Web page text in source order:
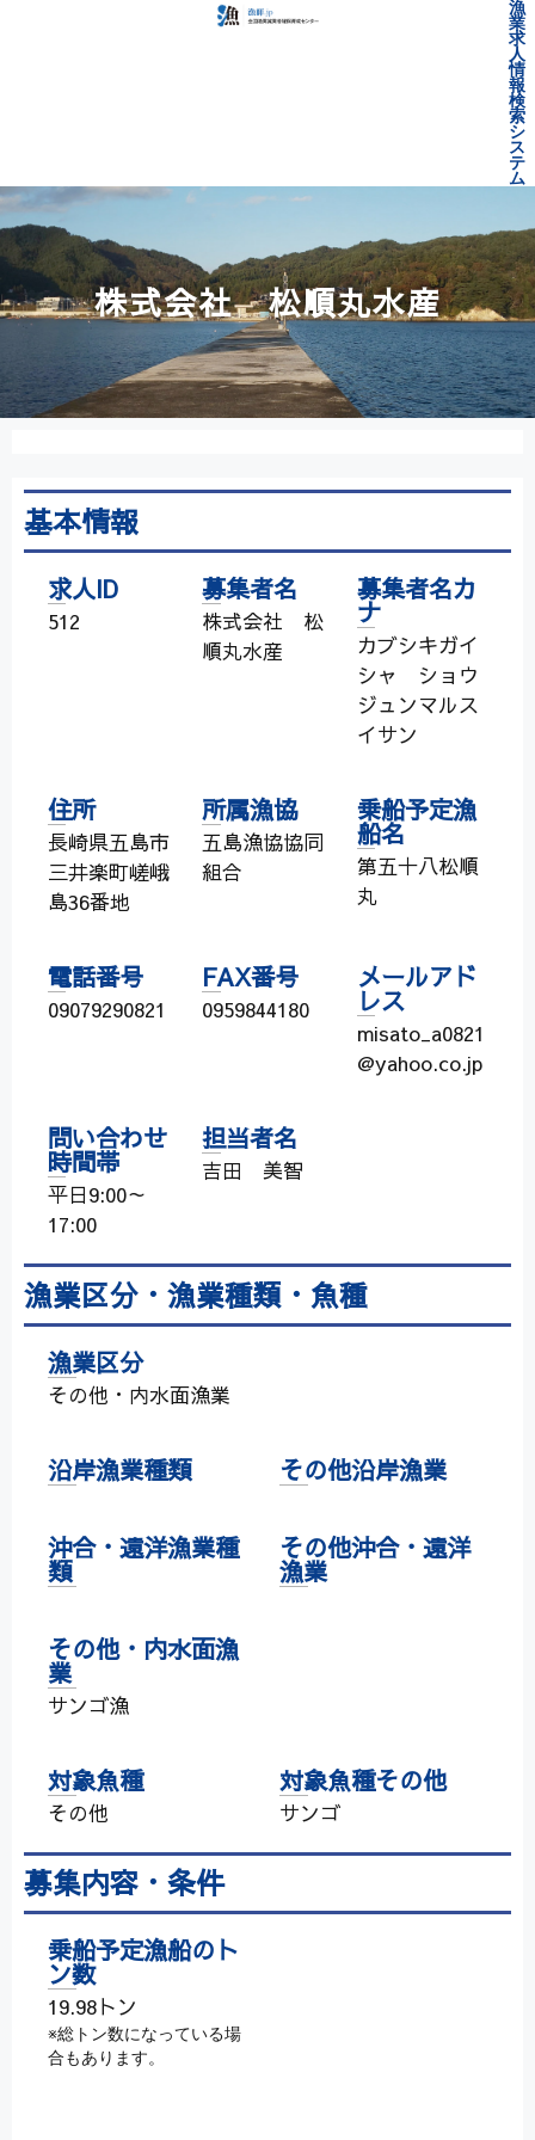
漁
業
求
人
情
報
検
索
シ
ス
テ
ム
株式会社 松順丸水産
基本情報
求人ID
512
募集者名
株式会社 松
順丸水産
募集者名カ
ナ
カブシキガイ
シャ ショウ
ジュンマルス
イサン
住所
長崎県五島市
三井楽町嵯峨
島36番地
所属漁協
五島漁協協同
組合
乗船予定漁
船名
第五十八松順
丸
電話番号
09079290821
FAX番号
0959844180
メールアド
レス
misato_a0821
@yahoo.co.jp
問い合わせ
時間帯
平日9:00～
17:00
担当者名
吉田 美智
漁業区分・漁業種類・魚種
漁業区分
その他・内水面漁業
沿岸漁業種類 その他沿岸漁業
沖合・遠洋漁業種
類
その他沖合・遠洋
漁業
その他・内水面漁
業
サンゴ漁
対象魚種
その他
対象魚種その他
サンゴ
募集内容・条件
乗船予定漁船のト
ン数
19.98トン
※総トン数になっている場
合もあります。